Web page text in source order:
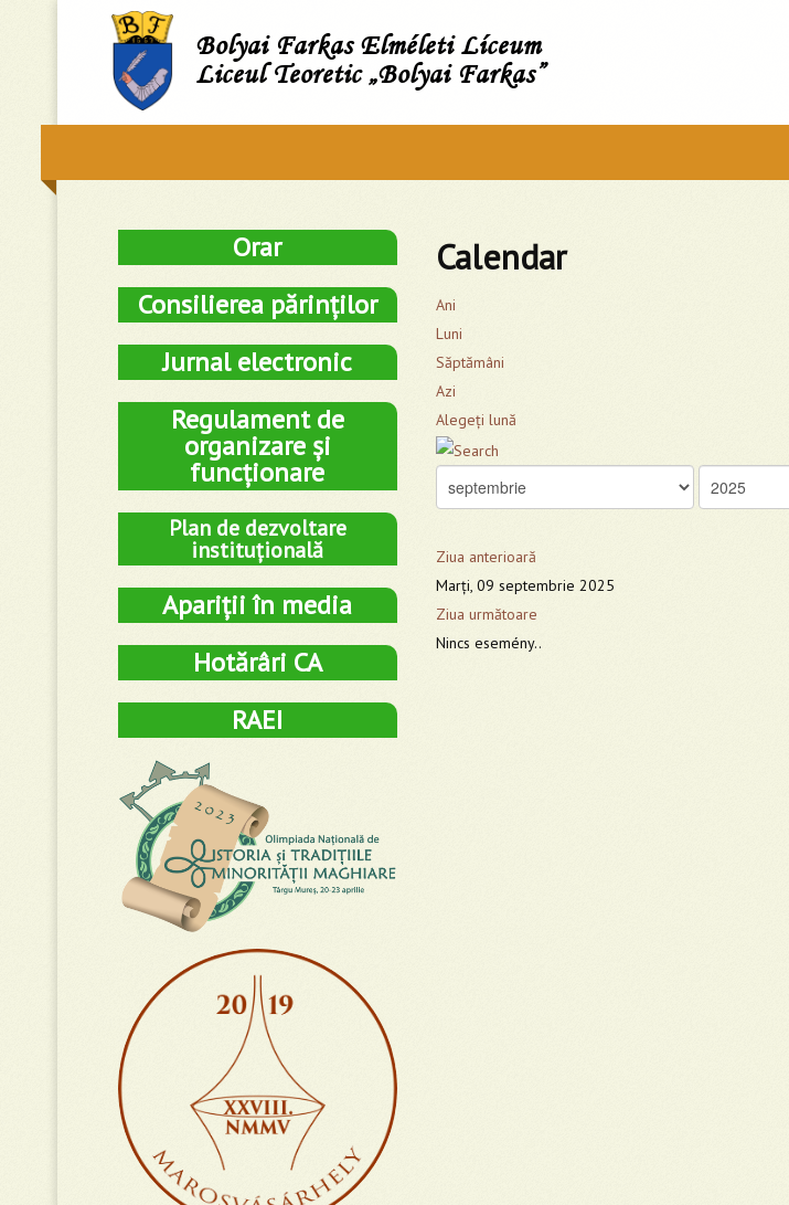
Bolyai Farkas Elméleti Líceum
Liceul Teoretic „Bolyai Farkas”
Calendar
Ani
Luni
Săptămâni
Azi
Alegeţi lună
Ziua anterioară
Marţi, 09 septembrie 2025
Ziua următoare
Nincs esemény..
Orar
Consilierea părinților
Jurnal electronic
Regulament de
organizare și
funcționare
Plan de dezvoltare
instituțională
Apariții în media
Hotărâri CA
RAEI